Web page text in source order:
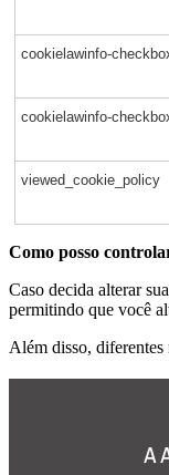
cookielawinfo-
cookielawinfo-
viewed_cookie_policy
Como posso
Caso decida alterar
permitindo que você
Além disso, diferentes
A